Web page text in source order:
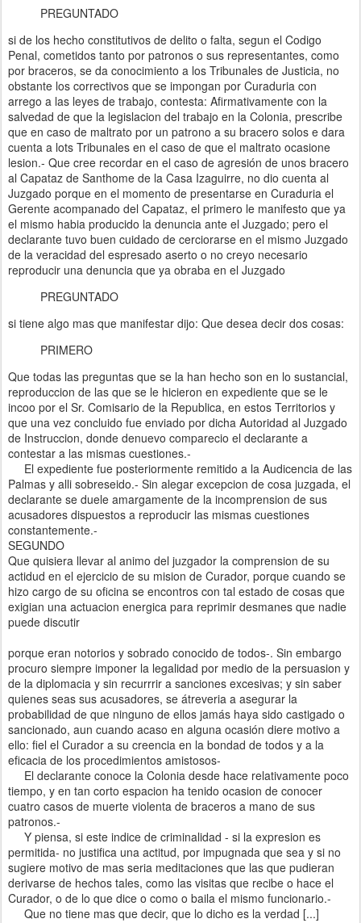
PREGUNTADO
si de los hecho constitutivos de delito o falta, segun el Codigo
Penal, cometidos tanto por patronos o sus representantes, como
por braceros, se da conocimiento a los Tribunales de Justicia, no
obstante los correctivos que se impongan por Curaduria con
arrego a las leyes de trabajo, contesta: Afirmativamente con la
salvedad de que la legislacion del trabajo en la Colonia, prescribe
que en caso de maltrato por un patrono a su bracero solos e dara
cuenta a lots Tribunales en el caso de que el maltrato ocasione
lesion.- Que cree recordar en el caso de agresión de unos bracero
al Capataz de Santhome de la Casa Izaguirre, no dio cuenta al
Juzgado porque en el momento de presentarse en Curaduria el
Gerente acompanado del Capataz, el primero le manifesto que ya
el mismo habia producido la denuncia ante el Juzgado; pero el
declarante tuvo buen cuidado de cerciorarse en el mismo Juzgado
de la veracidad del espresado aserto o no creyo necesario
reproducir una denuncia que ya obraba en el Juzgado
PREGUNTADO
si tiene algo mas que manifestar dijo: Que desea decir dos cosas:
PRIMERO
Que todas las preguntas que se la han hecho son en lo sustancial,
reproduccion de las que se le hicieron en expediente que se le
incoo por el Sr. Comisario de la Republica, en estos Territorios y
que una vez concluido fue enviado por dicha Autoridad al Juzgado
de Instruccion, donde denuevo comparecio el declarante a
contestar a las mismas cuestiones.-
El expediente fue posteriormente remitido a la Audicencia de las
Palmas y alli sobreseido.- Sin alegar excepcion de cosa juzgada, el
declarante se duele amargamente de la incomprension de sus
acusadores dispuestos a reproducir las mismas cuestiones
constantemente.-
SEGUNDO
Que quisiera llevar al animo del juzgador la comprension de su
actidud en el ejercicio de su mision de Curador, porque cuando se
hizo cargo de su oficina se encontros con tal estado de cosas que
exigian una actuacion energica para reprimir desmanes que nadie
puede discutir
porque eran notorios y sobrado conocido de todos-. Sin embargo
procuro siempre imponer la legalidad por medio de la persuasion y
de la diplomacia y sin recurrrir a sanciones excesivas; y sin saber
quienes seas sus acusadores, se átreveria a asegurar la
probabilidad de que ninguno de ellos jamás haya sido castigado o
sancionado, aun cuando acaso en alguna ocasión diere motivo a
ello: fiel el Curador a su creencia en la bondad de todos y a la
eficacia de los procedimientos amistosos-
El declarante conoce la Colonia desde hace relativamente poco
tiempo, y en tan corto espacion ha tenido ocasion de conocer
cuatro casos de muerte violenta de braceros a mano de sus
patronos.-
Y piensa, si este indice de criminalidad - si la expresion es
permitida- no justifica una actitud, por impugnada que sea y si no
sugiere motivo de mas seria meditaciones que las que pudieran
derivarse de hechos tales, como las visitas que recibe o hace el
Curador, o de lo que dice o como o baila el mismo funcionario.-
Que no tiene mas que decir, que lo dicho es la verdad [...]